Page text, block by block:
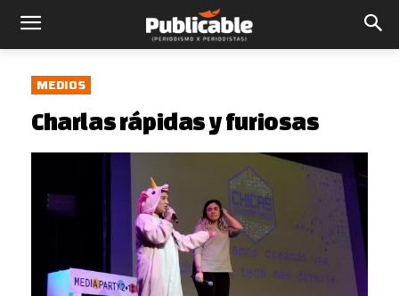
MEDIOS
Charlas rápidas y furiosas